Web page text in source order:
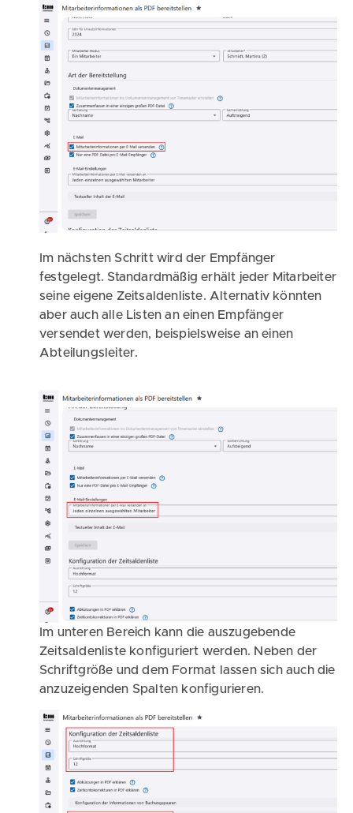
Im nächsten Schritt wird der Empfänger
festgelegt. Standardmäßig erhält jeder Mitarbeiter
seine eigene Zeitsaldenliste. Alternativ könnten
aber auch alle Listen an einen Empfänger
versendet werden, beispielsweise an einen
Abteilungsleiter.
Im unteren Bereich kann die auszugebende
Zeitsaldenliste konfiguriert werden. Neben der
Schriftgröße und dem Format lassen sich auch die
anzuzeigenden Spalten konfigurieren.